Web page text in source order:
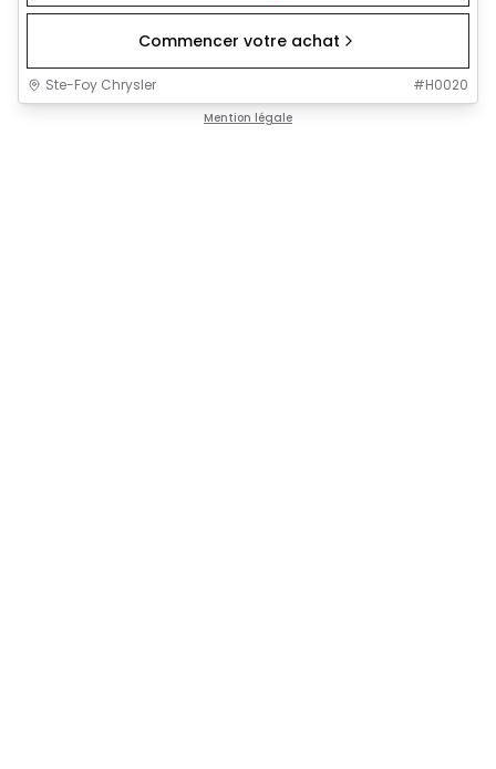
Commencer votre achat
Ste-Foy Chrysler #H0020
Mention légale